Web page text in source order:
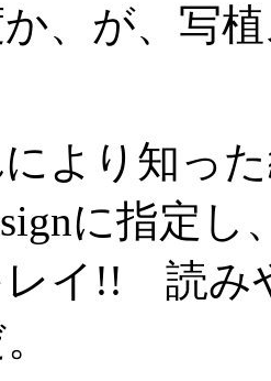
、が、写
より知っ
に指定
レイ!! 読み